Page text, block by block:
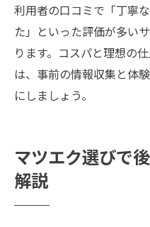
利用者の口コミで「丁寧
た」といった評価が多い
ります。コスパと理想の
は、事前の情報収集と体
にしましょう。
マツエク選びで
解説